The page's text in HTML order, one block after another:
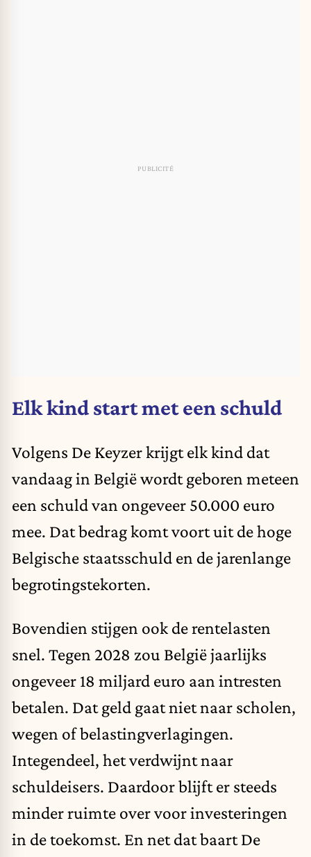
Elk kind start met een schuld
Volgens De Keyzerkrijgt elk kind dat
vandaag in België wordt geboren meteen
een schuld van ongeveer 50.000 euro
mee. Dat bedrag komt voort uit de hoge
Belgische staatsschuld en de jarenlange
begrotingstekorten.
Bovendien stijgen ook de rentelasten
snel. Tegen 2028 zou België jaarlijks
ongeveer 18 miljard euro aan intresten
betalen. Dat geld gaat niet naar scholen,
wegen of belastingverlagingen.
Integendeel, het verdwijnt naar
schuldeisers. Daardoor blijft er steeds
minder ruimte over voor investeringen
in de toekomst. En net dat baart De